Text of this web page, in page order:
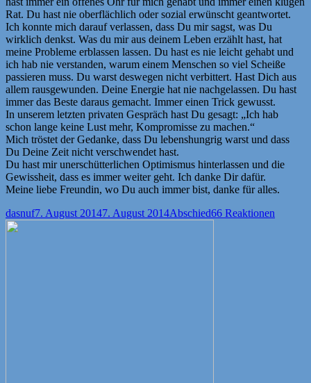
Rat. Du hast nie oberflächlich oder sozial erwünscht geantwortet.
Ich konnte mich darauf verlassen, dass Du mir sagst, was Du
wirklich denkst. Was du mir aus deinem Leben erzählt hast, hat
meine Probleme erblassen lassen. Du hast es nie leicht gehabt und
ich hab nie verstanden, warum einem Menschen so viel Scheiße
passieren muss. Du warst deswegen nicht verbittert. Hast Dich aus
allem rausgewunden. Deine Energie hat nie nachgelassen. Du hast
immer das Beste daraus gemacht. Immer einen Trick gewusst.
In unserem letzten privaten Gespräch hast Du gesagt: „Ich hab
schon lange keine Lust mehr, Kompromisse zu machen.“
Mich tröstet der Gedanke, dass Du lebenshungrig warst und dass
Du Deine Zeit nicht verschwendet hast.
Du hast mir unerschütterlichen Optimismus hinterlassen und die
Gewissheit, dass es immer weiter geht. Ich danke Dir dafür.
Meine liebe Freundin, wo Du auch immer bist, danke für alles.
Autor
dasnufVeröffentlicht
7. August 20147. August 2014Kategorien
Abschied66 Reaktionen